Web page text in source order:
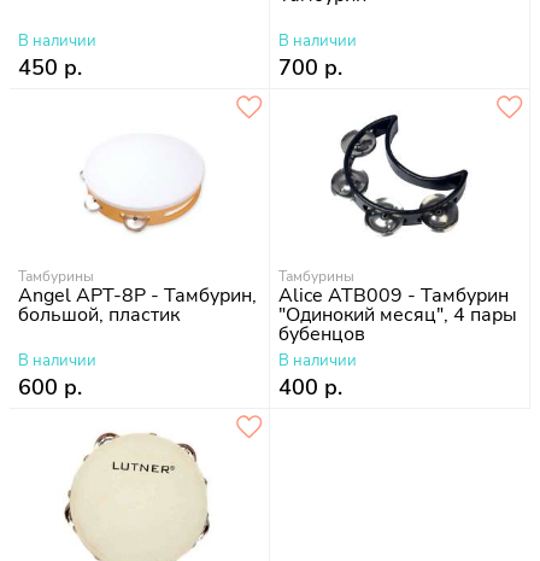
В наличии
450 р.
В наличии
700 р.
Тамбурины
Angel APT-8P - Тамбурин,
большой, пластик
В наличии
600 р.
Тамбурины
Alice ATB009 - Тамбурин
"Одинокий месяц", 4 пары
бубенцов
В наличии
400 р.